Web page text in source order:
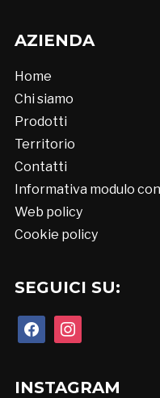
AZIENDA
Home
Chi siamo
Prodotti
Territorio
Contatti
Informativa modulo
Web policy
Cookie policy
SEGUICI SU:
facebookinstagram
INSTAGRAM